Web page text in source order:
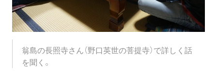
翁島の長照寺さん（野口英世の菩提寺）で詳しく話
を聞く。